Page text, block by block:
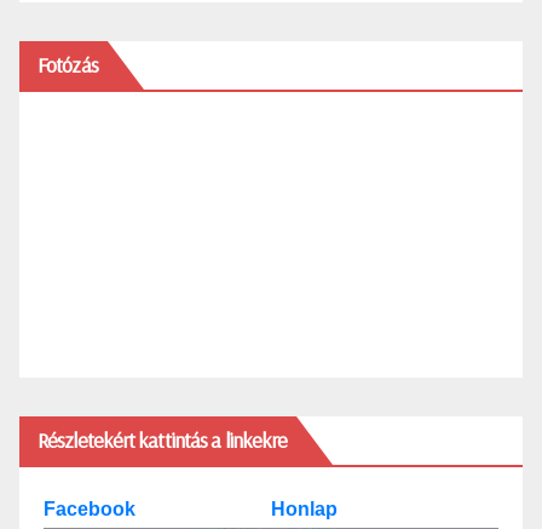
Fotózás
Részletekért kattintás a linkekre
Facebook Honlap